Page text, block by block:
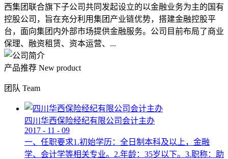
西集团联合旗下子公司共同发起设立的以金融业务为主的国有
控股公司，旨在充分利用集团产业链优势，搭建金融控股平
台，面向集团内外部市场提供金融服务。公司目前布局了商业
保理、融资租赁、资本运营、...
产品推荐 New product
团队 Team
四川华西保险经纪有限公司会计主办
2017 - 11 - 09
一、任职要求1.初始学历：全日制本科及以上，金融
学、会计学等相关专业。2.年龄：35岁以下。3.职称：助